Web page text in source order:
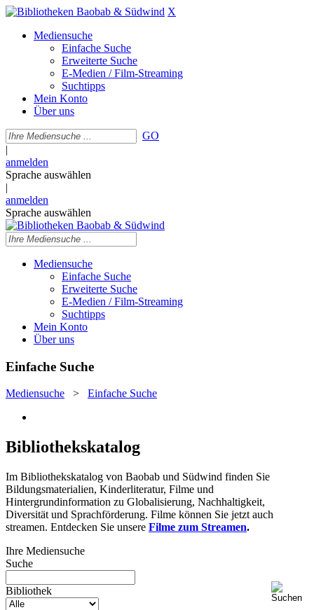
X
Mediensuche
Einfache Suche
Erweiterte Suche
E-Medien / Film-Streaming
Suchtipps
Mein Konto
Über uns
GO
|
anmelden
Sprache auswählen
|
anmelden
Sprache auswählen
Mediensuche
Einfache Suche
Erweiterte Suche
E-Medien / Film-Streaming
Suchtipps
Mein Konto
Über uns
Einfache Suche
Mediensuche > Einfache Suche
Bibliothekskatalog
Im Bibliothekskatalog von Baobab und Südwind finden Sie
Bildungsmaterialien, Kinderliteratur, Filme und
Hintergrundinformation zu Globalisierung, Nachhaltigkeit,
Diversität und Sprachförderung. Filme können Sie jetzt auch
streamen. Entdecken Sie unsere Filme zum Streamen.
Ihre Mediensuche
Suche
Bibliothek